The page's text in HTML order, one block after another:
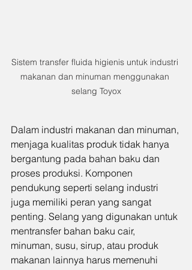
Sistem transfer fluida higienis untuk industri
makanan dan minuman menggunakan
selang Toyox
Dalam industri makanan dan minuman,
menjaga kualitas produk tidak hanya
bergantung pada bahan baku dan
proses produksi. Komponen
pendukung seperti selang industri
juga memiliki peran yang sangat
penting. Selang yang digunakan untuk
mentransfer bahan baku cair,
minuman, susu, sirup, atau produk
makanan lainnya harus memenuhi